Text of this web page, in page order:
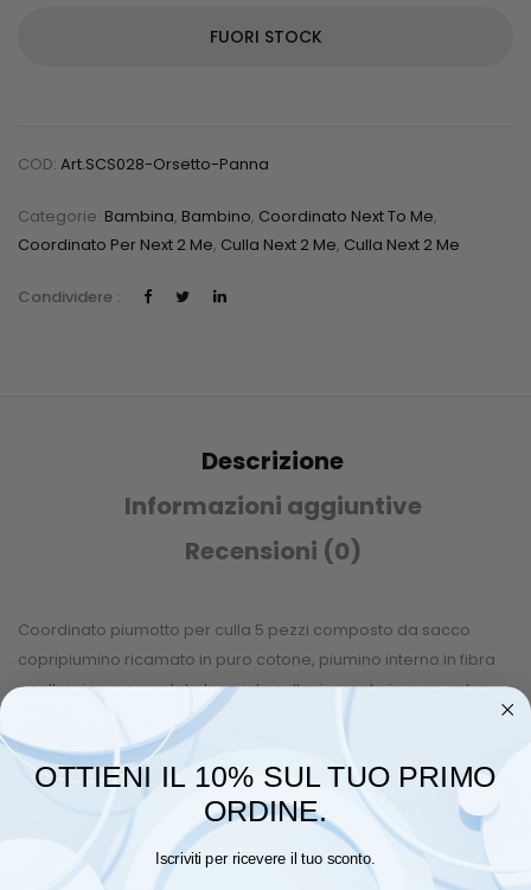
FUORI STOCK
COD: Art.SCS028-Orsetto-Panna
Categorie: Bambina, Bambino, Coordinato Next To Me,
Coordinato Per Next 2 Me, Culla Next 2 Me, Culla Next 2 Me
Condividere :
Descrizione
Informazioni aggiuntive
Recensioni (0)
Coordinato piumotto per culla 5 pezzi composto da sacco
copripiumino ricamato in puro cotone, piumino interno in fibra
anallergica e completo lenzuola culla ricamato in puro cotone.
Il sacco copripiumino è ideale per un utilizzo del prodotto
durante tutte le stagioni.
Composizione tessile:
Tessuto 100% puro cotone – Imbottitura
OTTIENI IL 10% SUL TUO PRIMO
ORDINE.
Iscriviti per ricevere il tuo sconto.